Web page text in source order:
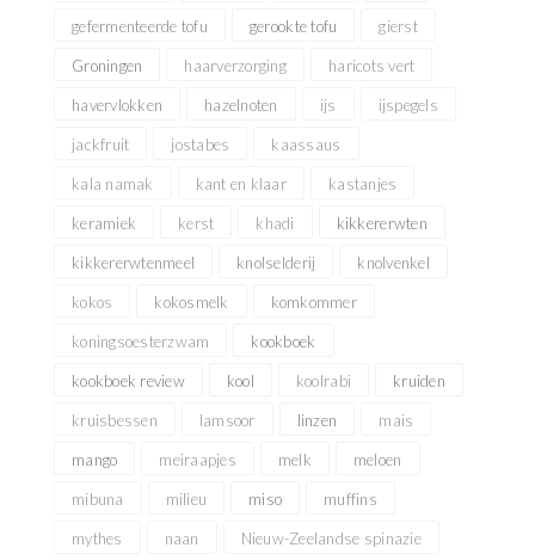
gefermenteerde tofu gerookte tofu gierst
Groningen haarverzorging haricots vert
havervlokken hazelnoten ijs ijspegels
jackfruit jostabes kaassaus
kala namak kant en klaar kastanjes
keramiek kerst khadi kikkererwten
kikkererwtenmeel knolselderij knolvenkel
kokos kokosmelk komkommer
koningsoesterzwam kookboek
kookboek review kool koolrabi kruiden
kruisbessen lamsoor linzen mais
mango meiraapjes melk meloen
mibuna milieu miso muffins
mythes naan Nieuw-Zeelandse spinazie